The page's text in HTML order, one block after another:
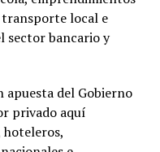
transporte local e
sector bancario y
apuesta del Gobierno
privado aquí
hoteleros,